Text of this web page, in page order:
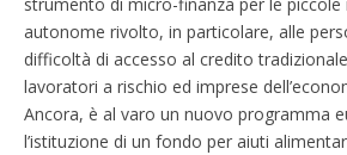
autonome rivolto, in particolare, alle
difficoltà di accesso al credito
lavoratori a rischio ed imprese
Ancora, è al varo un nuovo programma
l’istituzione di un fondo per aiuti